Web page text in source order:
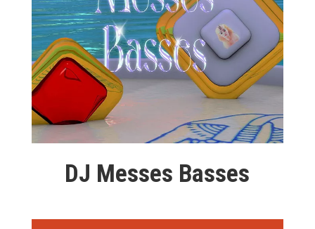
DJ Messes Basses